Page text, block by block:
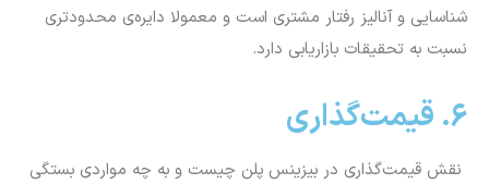
شناسایی و آنالیز رفتار مشتری است و معمولا دایره‌ی محدودتری
نسبت به تحقیقات بازاریابی دارد.
6. قیمت‌گذاری
نقش قیمت‌گذاری در بیزینس پلن چیست و به چه مواردی بستگی